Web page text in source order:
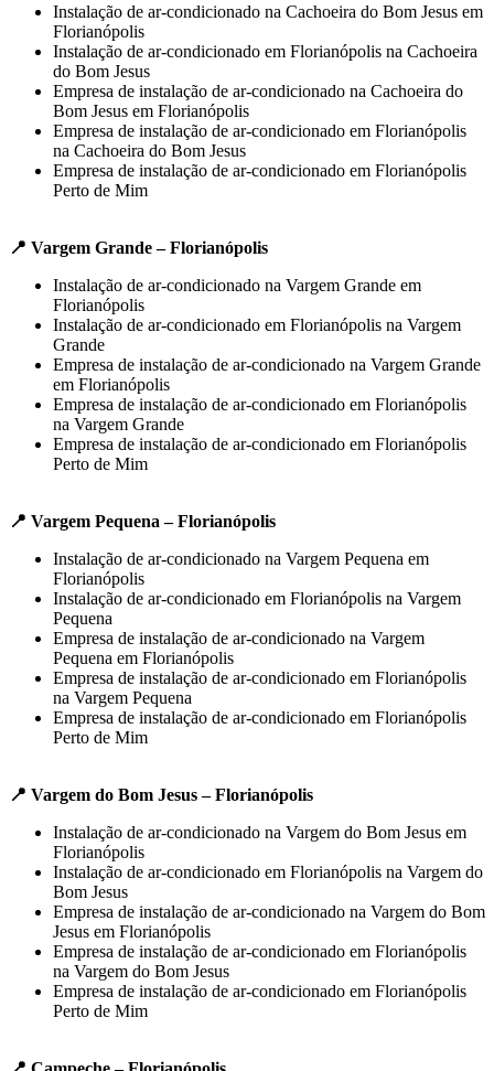
Instalação de ar-condicionado na Cachoeira do Bom Jesus em
Florianópolis
Instalação de ar-condicionado em Florianópolis na Cachoeira
do Bom Jesus
Empresa de instalação de ar-condicionado na Cachoeira do
Bom Jesus em Florianópolis
Empresa de instalação de ar-condicionado em Florianópolis
na Cachoeira do Bom Jesus
Empresa de instalação de ar-condicionado em Florianópolis
Perto de Mim
📍 Vargem Grande – Florianópolis
Instalação de ar-condicionado na Vargem Grande em
Florianópolis
Instalação de ar-condicionado em Florianópolis na Vargem
Grande
Empresa de instalação de ar-condicionado na Vargem Grande
em Florianópolis
Empresa de instalação de ar-condicionado em Florianópolis
na Vargem Grande
Empresa de instalação de ar-condicionado em Florianópolis
Perto de Mim
📍 Vargem Pequena – Florianópolis
Instalação de ar-condicionado na Vargem Pequena em
Florianópolis
Instalação de ar-condicionado em Florianópolis na Vargem
Pequena
Empresa de instalação de ar-condicionado na Vargem
Pequena em Florianópolis
Empresa de instalação de ar-condicionado em Florianópolis
na Vargem Pequena
Empresa de instalação de ar-condicionado em Florianópolis
Perto de Mim
📍 Vargem do Bom Jesus – Florianópolis
Instalação de ar-condicionado na Vargem do Bom Jesus em
Florianópolis
Instalação de ar-condicionado em Florianópolis na Vargem do
Bom Jesus
Empresa de instalação de ar-condicionado na Vargem do Bom
Jesus em Florianópolis
Empresa de instalação de ar-condicionado em Florianópolis
na Vargem do Bom Jesus
Empresa de instalação de ar-condicionado em Florianópolis
Perto de Mim